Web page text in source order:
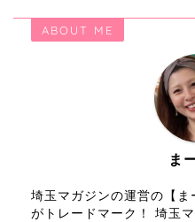
ABOUT ME
ま
埼玉マガジンの運営の【
がトレードマーク！ 埼玉